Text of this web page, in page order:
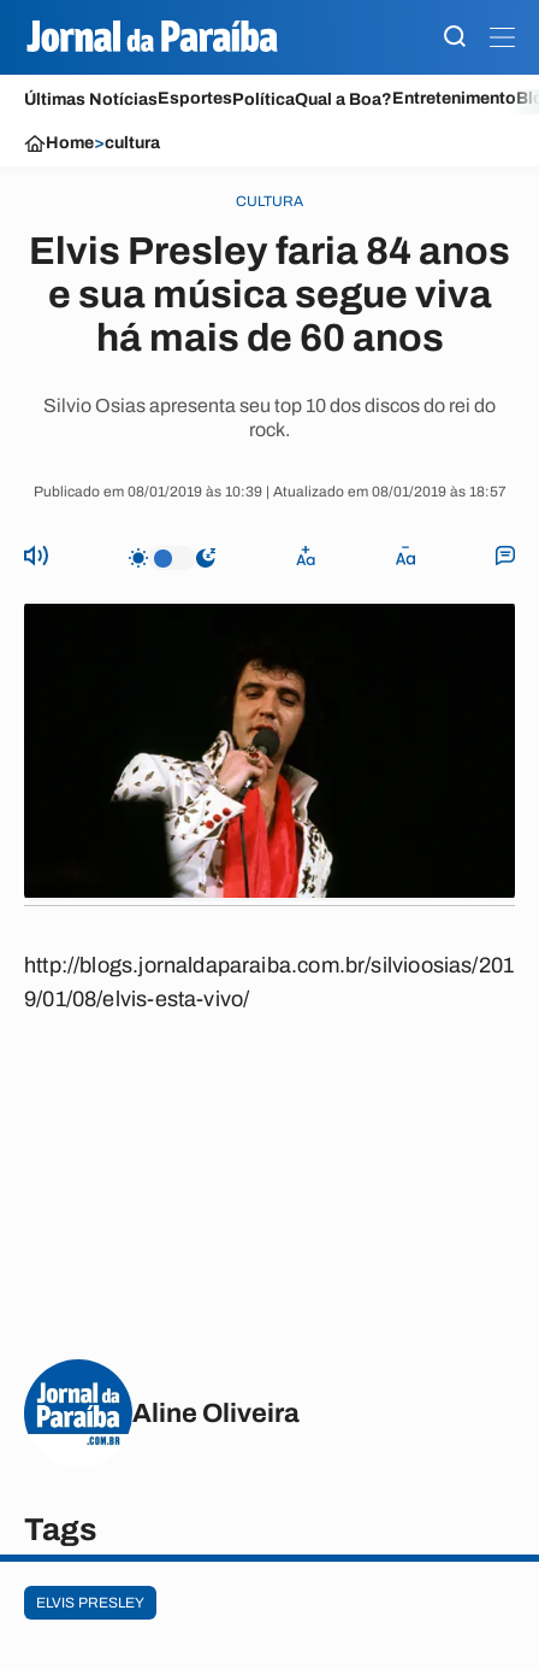
Últimas NotíciasEsportesPolíticaQual a Boa?Entretenimento
Home>cultura
CULTURA
Elvis Presley faria 84 anos
e sua música segue viva
há mais de 60 anos
Silvio Osias apresenta seu top 10 dos discos do rei do
rock.
Publicado em 08/01/2019 às 10:39 | Atualizado em 08/01/2019 às 18:57
http://blogs.jornaldaparaiba.com.br/silvioosias/201
9/01/08/elvis-esta-vivo/
Aline Oliveira
Tags
ELVIS PRESLEY